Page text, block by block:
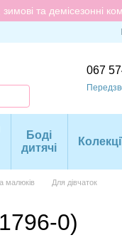
та демісезонні
067
Боді
дитячі
малюків
Для дівчаток
0)